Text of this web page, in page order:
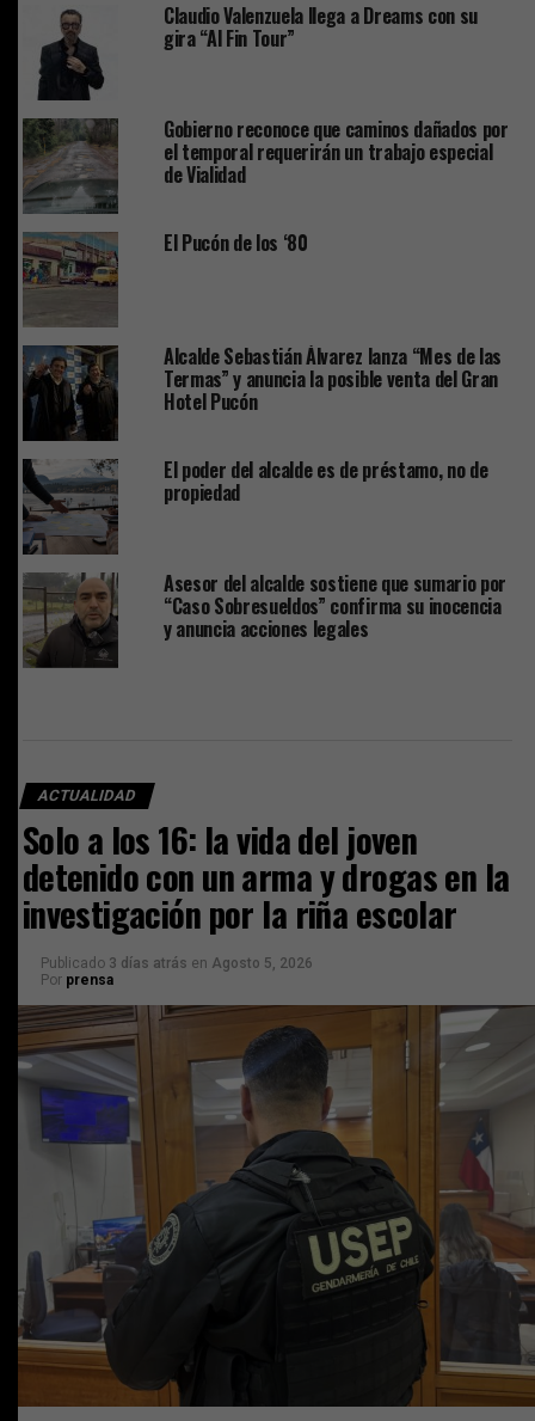
Claudio Valenzuela llega a Dreams con su
gira “Al Fin Tour”
Gobierno reconoce que caminos dañados por
el temporal requerirán un trabajo especial
de Vialidad
El Pucón de los ‘80
Alcalde Sebastián Álvarez lanza “Mes de las
Termas” y anuncia la posible venta del Gran
Hotel Pucón
El poder del alcalde es de préstamo, no de
propiedad
Asesor del alcalde sostiene que sumario por
“Caso Sobresueldos” confirma su inocencia
y anuncia acciones legales
ACTUALIDAD
Solo a los 16: la vida del joven
detenido con un arma y drogas en la
investigación por la riña escolar
Publicado 3 días atrás en Agosto 5, 2026
Por prensa